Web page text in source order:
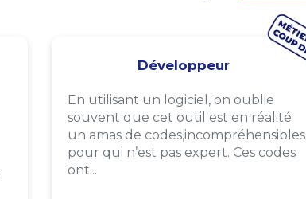
Développeur
En utilisant un logiciel, on oublie
souvent que cet outil est en réalité
un amas de codes,incompréhensibles
pour qui n’est pas expert. Ces codes
ont...